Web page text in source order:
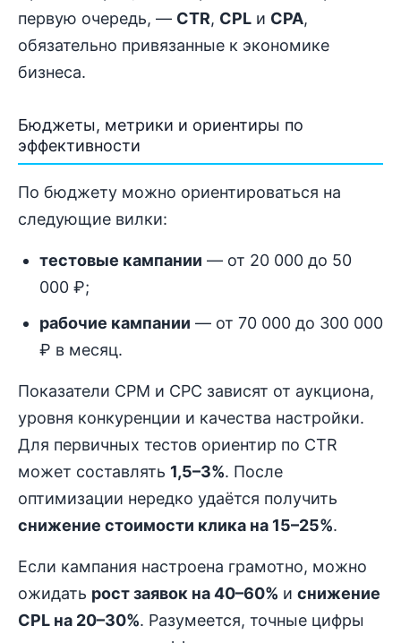
первую очередь, — CTR, CPL и CPA,
обязательно привязанные к экономике
бизнеса.
Бюджеты, метрики и ориентиры по
эффективности
По бюджету можно ориентироваться на
следующие вилки:
тестовые кампании — от 20 000 до 50
000 ₽;
рабочие кампании — от 70 000 до 300 000
₽ в месяц.
Показатели CPM и CPC зависят от аукциона,
уровня конкуренции и качества настройки.
Для первичных тестов ориентир по CTR
может составлять 1,5–3%. После
оптимизации нередко удаётся получить
снижение стоимости клика на 15–25%.
Если кампания настроена грамотно, можно
ожидать рост заявок на 40–60% и снижение
CPL на 20–30%. Разумеется, точные цифры